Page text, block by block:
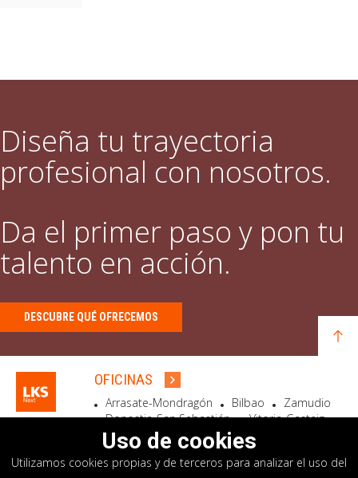
Diseña tu trayectoria
profesional con nosotros.
Da el primer paso y pon tu
talento en acción.
DESCUBRE QUÉ OFRECEMOS
OFICINAS
Arrasate-Mondragón Bilbao
Zamudio
Donostia-San Sebastián
Vitoria-Gasteiz
Madrid
El Astillero Bidart
Uso de cookies
Utilizamos cookies propias y de terceros para analizar el uso del